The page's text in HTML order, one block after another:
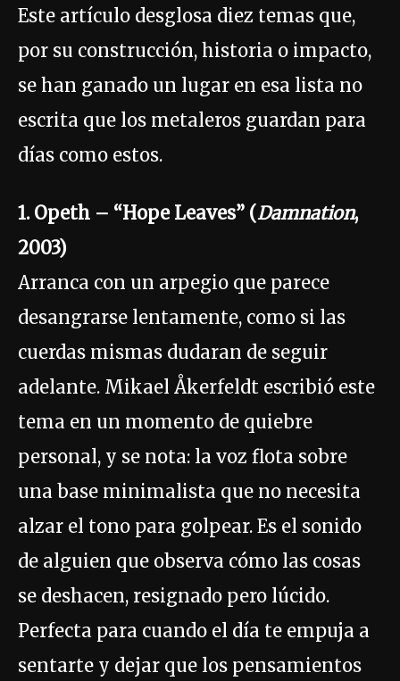
Este artículo desglosa diez temas que,
por su construcción, historia o impacto,
se han ganado un lugar en esa lista no
escrita que los metaleros guardan para
días como estos.
1. Opeth – “Hope Leaves” (Damnation,
2003)
Arranca con un arpegio que parece
desangrarse lentamente, como si las
cuerdas mismas dudaran de seguir
adelante. Mikael Åkerfeldt escribió este
tema en un momento de quiebre
personal, y se nota: la voz flota sobre
una base minimalista que no necesita
alzar el tono para golpear. Es el sonido
de alguien que observa cómo las cosas
se deshacen, resignado pero lúcido.
Perfecta para cuando el día te empuja a
sentarte y dejar que los pensamientos